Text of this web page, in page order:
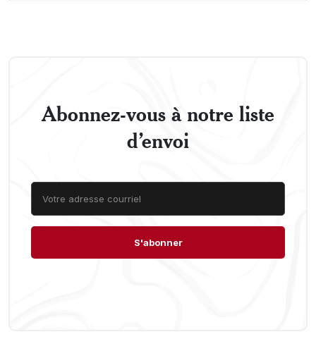
Abonnez-vous à notre liste
d’envoi